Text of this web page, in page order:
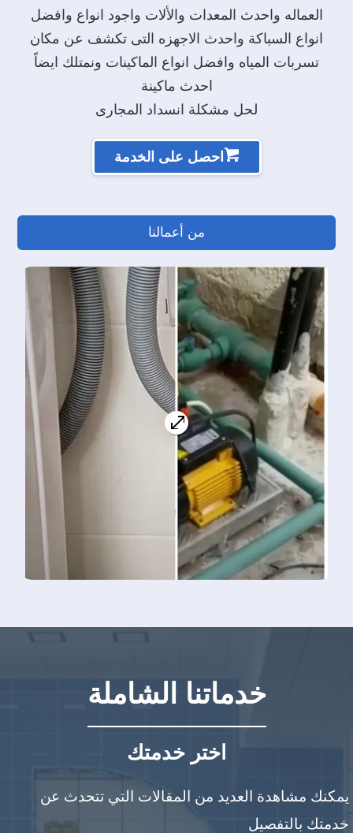
من أعمالنا
العماله واحدث المعدات والألات واجود انواع وافضل
انواع السباكة واحدث الاجهزه التى تكشف عن مكان
تسربات المياه وافضل انواع الماكينات ونمتلك ايضاً
احدث ماكينة
لحل مشكلة انسداد المجارى
احصل على الخدمة
خدماتنا الشاملة
اختر خدمتك
يمكنك مشاهدة العديد من المقالات التي تتحدث عن
خدمتك بالتفصيل